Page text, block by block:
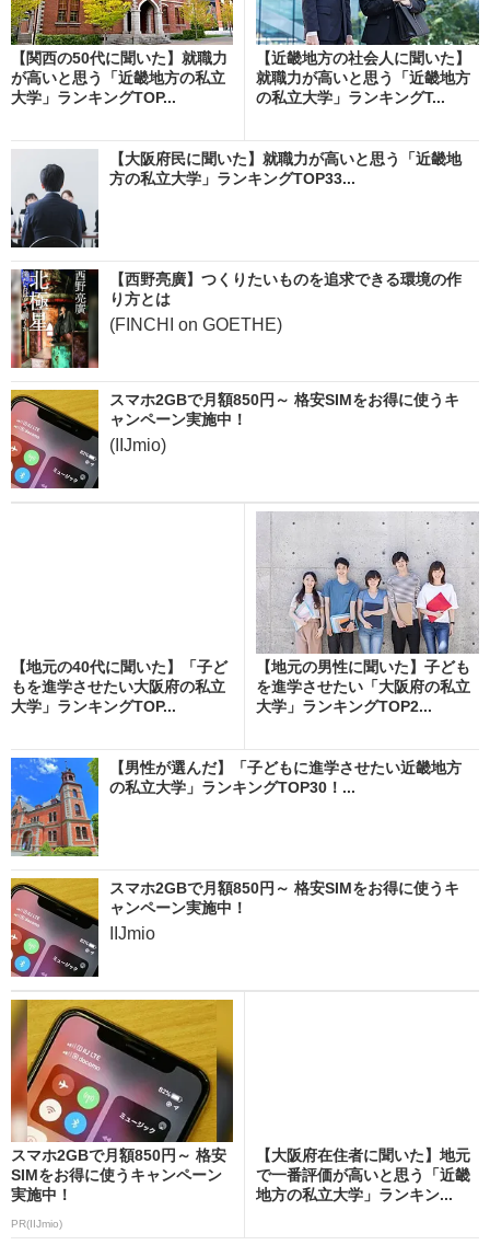
【関西の50代に聞いた】就職力
が高いと思う「近畿地方の私立
大学」ランキングTOP...
【近畿地方の社会人に聞いた】
就職力が高いと思う「近畿地方
の私立大学」ランキングT...
【大阪府民に聞いた】就職力が高いと思う「近畿地
方の私立大学」ランキングTOP33...
【西野亮廣】つくりたいものを追求できる環境の作
り方とは
(FINCHI on GOETHE)
スマホ2GBで月額850円～ 格安SIMをお得に使うキ
ャンペーン実施中！
(IIJmio)
【地元の40代に聞いた】「子ど
もを進学させたい大阪府の私立
大学」ランキングTOP...
【地元の男性に聞いた】子ども
を進学させたい「大阪府の私立
大学」ランキングTOP2...
【男性が選んだ】「子どもに進学させたい近畿地方
の私立大学」ランキングTOP30！...
スマホ2GBで月額850円～ 格安SIMをお得に使うキ
ャンペーン実施中！
IIJmio
スマホ2GBで月額850円～ 格安
SIMをお得に使うキャンペーン
実施中！
PR(IIJmio)
【大阪府在住者に聞いた】地元
で一番評価が高いと思う「近畿
地方の私立大学」ランキン...